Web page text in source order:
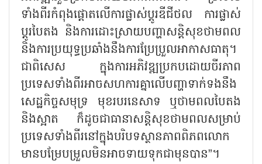
ទាំងពីរកំពុងផ្តោតលើការផ្លាស់ប្តូរឌីជីថល ការផ្លាស់
ប្តូរបៃតង និងការដោះស្រាយបញ្ហាសន្តិសុខថាមពល
និងការប្រយុទ្ធប្រឆាំងនឹងការប្រែប្រួលអាកាសធាតុ។
ជាពិសេស ក្នុងការអភិវឌ្ឍប្រកបដោយចីរភាព
ប្រទេសទាំងពីរអាចសហការគ្នាលើបញ្ហាទាក់ទងនឹង
សេដ្ឋកិច្ចសមុទ្រ មុខរបរនេសាទ ឬថាមពលបៃតង
និងស្អាត ក៏ដូចជាធានាសន្តិសុខថាមពលសម្រាប់
ប្រទេសទាំងពីរនៅក្នុងបរិបទស្ថានភាពពិភពលោក
មានបម្រែបម្រួលមិនអាចទាយទុកជាមុនបាន”។